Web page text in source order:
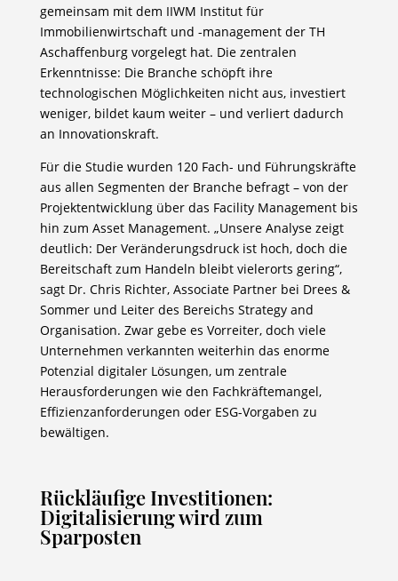
gemeinsam mit dem IIWM Institut für
Immobilienwirtschaft und -management der TH
Aschaffenburg vorgelegt hat. Die zentralen
Erkenntnisse: Die Branche schöpft ihre
technologischen Möglichkeiten nicht aus, investiert
weniger, bildet kaum weiter – und verliert dadurch
an Innovationskraft.
Für die Studie wurden 120 Fach- und Führungskräfte
aus allen Segmenten der Branche befragt – von der
Projektentwicklung über das Facility Management bis
hin zum Asset Management. „Unsere Analyse zeigt
deutlich: Der Veränderungsdruck ist hoch, doch die
Bereitschaft zum Handeln bleibt vielerorts gering“,
sagt Dr. Chris Richter, Associate Partner bei Drees &
Sommer und Leiter des Bereichs Strategy and
Organisation. Zwar gebe es Vorreiter, doch viele
Unternehmen verkannten weiterhin das enorme
Potenzial digitaler Lösungen, um zentrale
Herausforderungen wie den Fachkräftemangel,
Effizienzanforderungen oder ESG-Vorgaben zu
bewältigen.
Rückläufige Investitionen:
Digitalisierung wird zum
Sparposten